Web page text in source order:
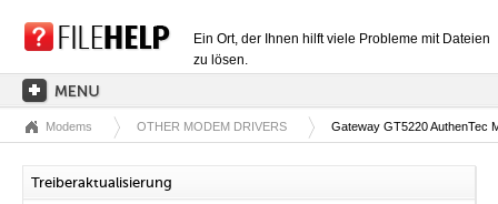
Ein Ort, der Ihnen hilft viele Probleme mit Dateien
zu lösen.
HAUPTSEITE
EXTENSIONSKATEGORIEN
Modems OTHER MODEM DRIVERS Gateway GT5220 AuthenTec
Treiberaktualisierung